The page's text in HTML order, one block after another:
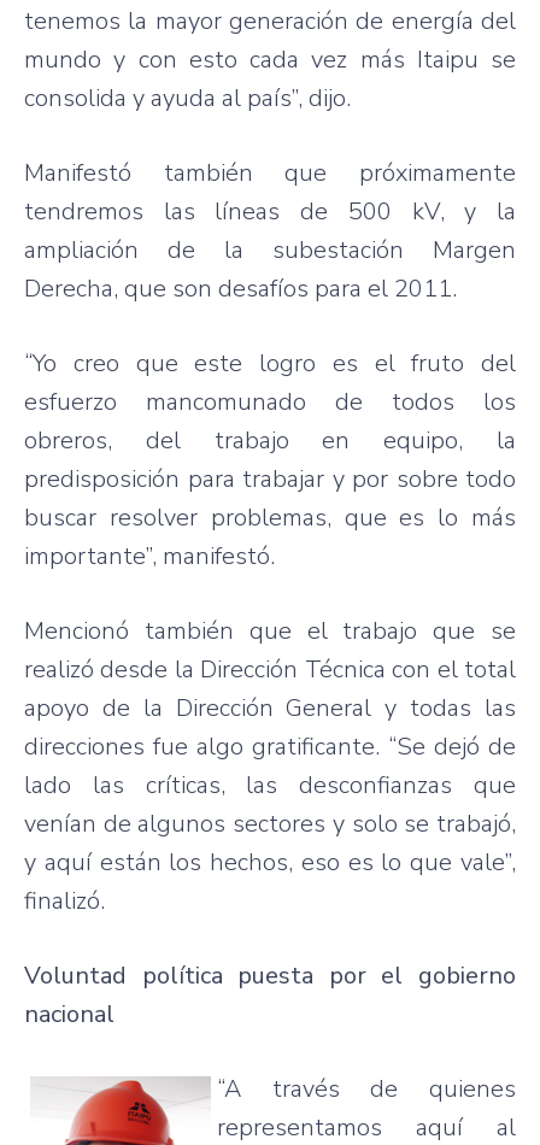
tenemos la mayor generación de energía del
mundo y con esto cada vez más Itaipu se
consolida y ayuda al país”, dijo.
Manifestó también que próximamente
tendremos las líneas de 500 kV, y la
ampliación de la subestación Margen
Derecha, que son desafíos para el 2011.
“Yo creo que este logro es el fruto del
esfuerzo mancomunado de todos los
obreros, del trabajo en equipo, la
predisposición para trabajar y por sobre todo
buscar resolver problemas, que es lo más
importante”, manifestó.
Mencionó también que el trabajo que se
realizó desde la Dirección Técnica con el total
apoyo de la Dirección General y todas las
direcciones fue algo gratificante. “Se dejó de
lado las críticas, las desconfianzas que
venían de algunos sectores y solo se trabajó,
y aquí están los hechos, eso es lo que vale”,
finalizó.
Voluntad política puesta por el gobierno
nacional
“A través de quienes
representamos aquí al